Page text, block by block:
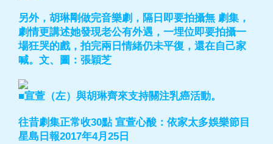
另外，胡琳剛做完音樂劇，隔日即要拍攝無 劇集，
劇情更講述她發現老公有外遇，一埋位即要拍攝一
場狂哭的戲，拍完兩日情緒仍未平復，還在自己家
喊。文、圖：張穎芝
■宣萱（左）與胡琳齊來支持關注乳癌活動。
往昔劇集正常收30點 宣萱心酸：依家太多娛樂節目
星島日報2017年4月25日